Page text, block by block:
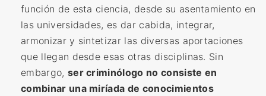
función de esta ciencia, desde su asentamiento en
las universidades, es dar cabida, integrar,
armonizar y sintetizar las diversas aportaciones
que llegan desde esas otras disciplinas. Sin
embargo, ser criminólogo no consiste en
combinar una miríada de conocimientos